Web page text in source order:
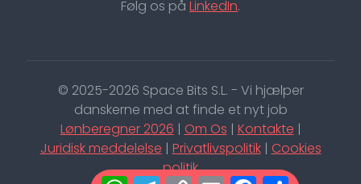
Følg os på LinkedIn.
© 2025-2026 Space Bits S.L. - Vi hjælper
danskerne med at finde et nyt job
Lønberegner 2026 | Om Os | Kontakte |
Juridisk meddelelse | Privatlivspolitik| Cookies
politik